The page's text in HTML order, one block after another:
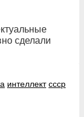
сделали
интеллект ссср